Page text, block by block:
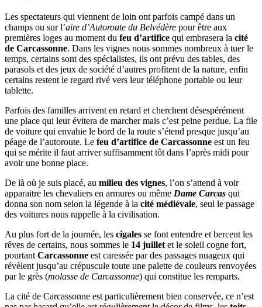
Les spectateurs qui viennent de loin ont parfois campé dans un
champs ou sur l’aire d’Autoroute du Belvédère pour être aux
premières loges au moment du feu d’artifice qui embrasera la cité
de Carcassonne. Dans les vignes nous sommes nombreux à tuer le
temps, certains sont des spécialistes, ils ont prévu des tables, des
parasols et des jeux de société d’autres profitent de la nature, enfin
certains restent le regard rivé vers leur téléphone portable ou leur
tablette.
Parfois des familles arrivent en retard et cherchent désespérément
une place qui leur évitera de marcher mais c’est peine perdue. La file
de voiture qui envahie le bord de la route s’étend presque jusqu’au
péage de l’autoroute. Le feu d’artifice de Carcassonne est un feu
qui se mérite il faut arriver suffisamment tôt dans l’après midi pour
avoir une bonne place.
De là où je suis placé, au milieu des vignes, l’on s’attend à voir
apparaitre les chevaliers en armures ou même Dame Carcas qui
donna son nom selon la légende à la cité médiévale, seul le passage
des voitures nous rappelle à la civilisation.
Au plus fort de la journée, les cigales se font entendre et bercent les
rêves de certains, nous sommes le 14 juillet et le soleil cogne fort,
pourtant Carcassonne est caressée par des passages nuageux qui
révèlent jusqu’au crépuscule toute une palette de couleurs renvoyées
par le grès (molasse de Carcassonne) qui constitue les remparts.
La cité de Carcassonne est particulièrement bien conservée, ce n’est